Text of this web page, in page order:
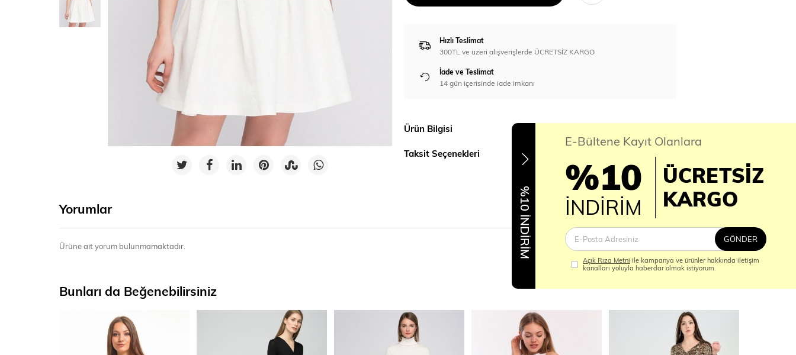
Hızlı Teslimat
300TL ve üzeri alışverişlerde ÜCRETSİZ KARGO
İade ve Teslimat
14 gün içerisinde iade imkanı
Ürün Bilgisi
Taksit Seçenekleri
Yorumlar
Ürüne ait yorum bulunmamaktadır.
Bunları da Beğenebilirsiniz
%10 İNDİRİM
E-Bültene Kayıt Olanlara
%10
İNDİRİM
ÜCRETSİZ
KARGO
GÖNDER
Açık Rıza Metni ile kampanya ve ürünler hakkında iletişim
kanalları yoluyla haberdar olmak istiyorum.